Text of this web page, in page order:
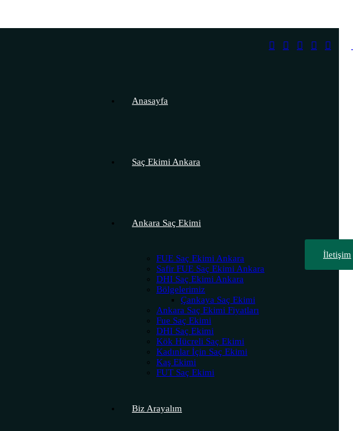
Anasayfa
Saç Ekimi Ankara
Ankara Saç Ekimi
FUE Saç Ekimi Ankara
Safir FUE Saç Ekimi Ankara
DHI Saç Ekimi Ankara
Bölgelerimiz
Çankaya Saç Ekimi
Ankara Saç Ekimi Fiyatları
Fue Saç Ekimi
DHI Saç Ekimi
Kök Hücreli Saç Ekimi
Kadınlar İçin Saç Ekimi
Kaş Ekimi
FUT Saç Ekimi
Biz Arayalım
İletişim